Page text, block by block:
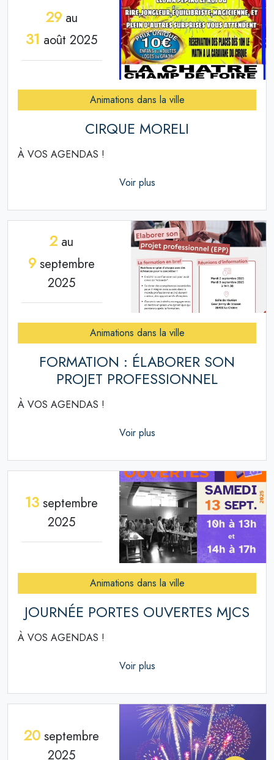
29au
31 août 2025
Animations dans la ville
CIRQUE MORELI
À VOS AGENDAS !
Voir plus
2 au
9 septembre
2025
Animations dans la ville
FORMATION : ÉLABORER SON
PROJET PROFESSIONNEL
À VOS AGENDAS !
Voir plus
13 septembre
2025
Animations dans la ville
JOURNÉE PORTES OUVERTES MJCS
À VOS AGENDAS !
Voir plus
20 septembre
2025